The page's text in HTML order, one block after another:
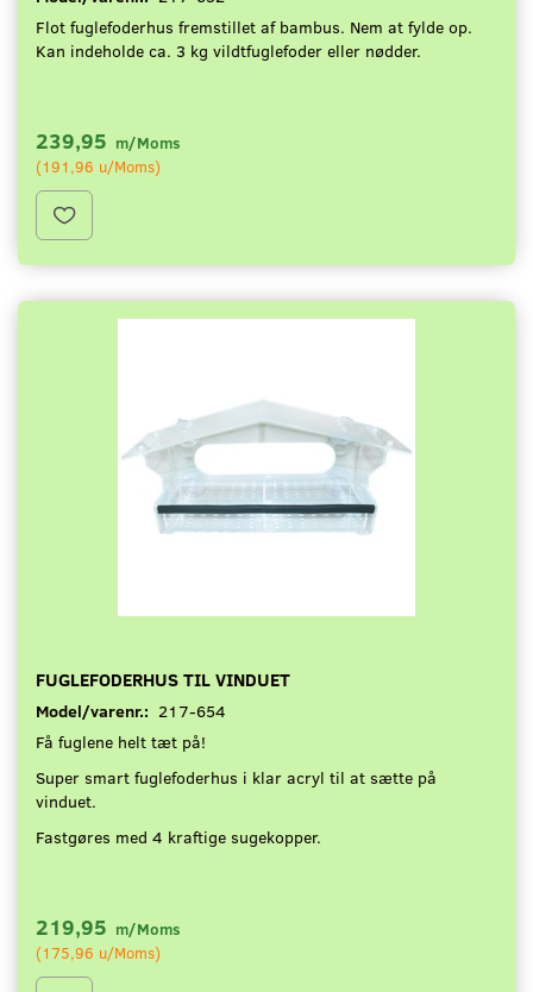
Flot fuglefoderhus fremstillet af bambus. Nem at fylde op.
Kan indeholde ca. 3 kg vildtfuglefoder eller nødder.
239,95 m/Moms
(191,96 u/Moms)
FUGLEFODERHUS TIL VINDUET
Model/varenr.: 217-654
Få fuglene helt tæt på!
Super smart fuglefoderhus i klar acryl til at sætte på
vinduet.
Fastgøres med 4 kraftige sugekopper.
219,95 m/Moms
(175,96 u/Moms)